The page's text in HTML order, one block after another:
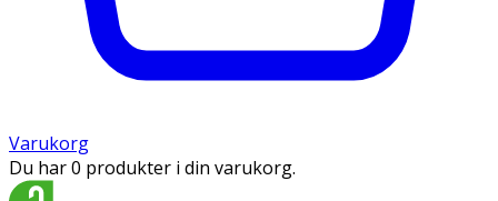
Varukorg
Du har 0 produkter i din varukorg.